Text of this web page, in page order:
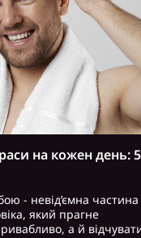
на кожен день: 5
- невід’ємна частина
який прагне
а й